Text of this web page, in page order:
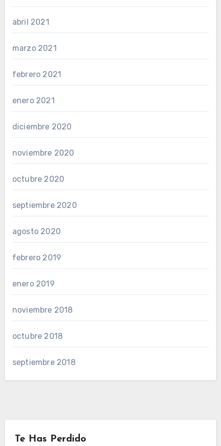
abril 2021
marzo 2021
febrero 2021
enero 2021
diciembre 2020
noviembre 2020
octubre 2020
septiembre 2020
agosto 2020
febrero 2019
enero 2019
noviembre 2018
octubre 2018
septiembre 2018
Te Has Perdido